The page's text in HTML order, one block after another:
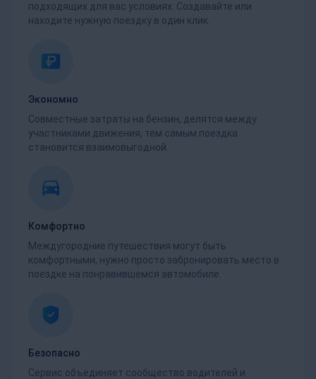
подходящих для вас условиях. Создавайте или
находите нужную поездку в один клик.
Экономно
Совместные затраты на бензин, делятся между
участниками движения, тем самым поездка
становится взаимовыгодной.
Комфортно
Междугородние путешествия могут быть
комфортными, нужно просто забронировать место в
поездке на понравившемся автомобиле.
Безопасно
Сервис объединяет сообщество водителей и